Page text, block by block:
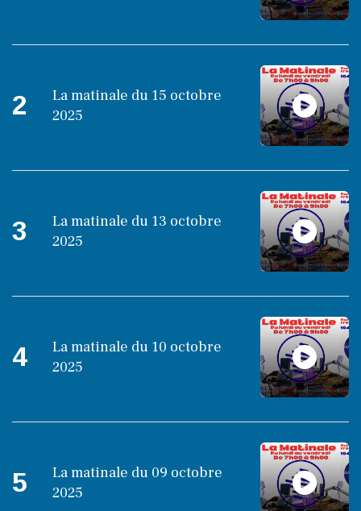
2
La matinale du 15 octobre
2025
3
La matinale du 13 octobre
2025
4
La matinale du 10 octobre
2025
5
La matinale du 09 octobre
2025